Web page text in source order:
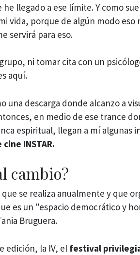
llegado a ese límite. Y como
vida, porque de algún modo eso
servirá para eso.
ni tomar cita con un
aquí.
una descarga donde alcanzo a
en medio de ese trance
espiritual, llegan a mí algunas
INSTAR.
cambio?
se realiza anualmente y que
es un "espacio democrático y
Bruguera.
edición, la IV, el festival